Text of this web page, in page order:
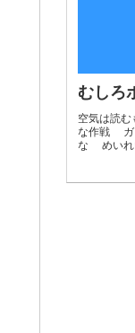
むしろ
空気は読
な作戦 ガ
な めいれ